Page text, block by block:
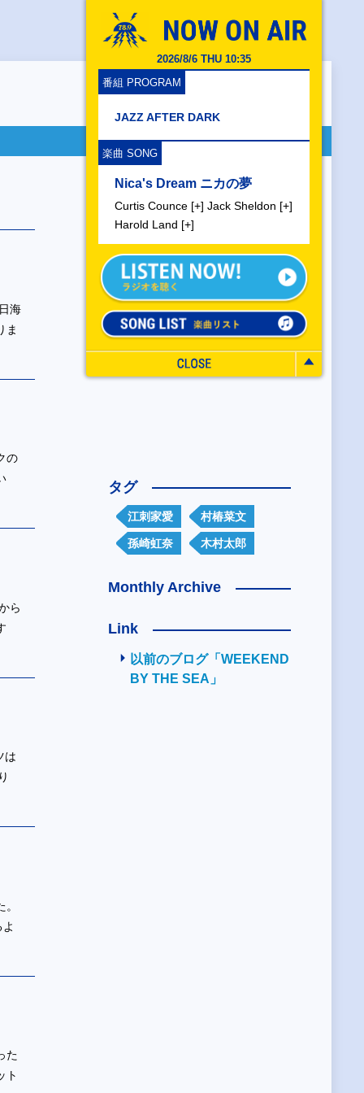
2026/8/6 THU 10:35
番組 PROGRAM
JAZZ AFTER DARK
楽曲 SONG
Nica's Dream ニカの夢
Curtis Counce [+] Jack Sheldon [+]
Harold Land [+]
海
ま
の
ら
は
た
ト
タグ
江刺家愛 村椿菜文
孫崎虹奈 木村太郎
Monthly Archive
Link
以前のブログ「WEEKEND
BY THE SEA」